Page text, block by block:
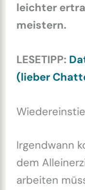
leichter
meistern.
LESETIPP:
(lieber
Irgendwann
dem
arbeiten